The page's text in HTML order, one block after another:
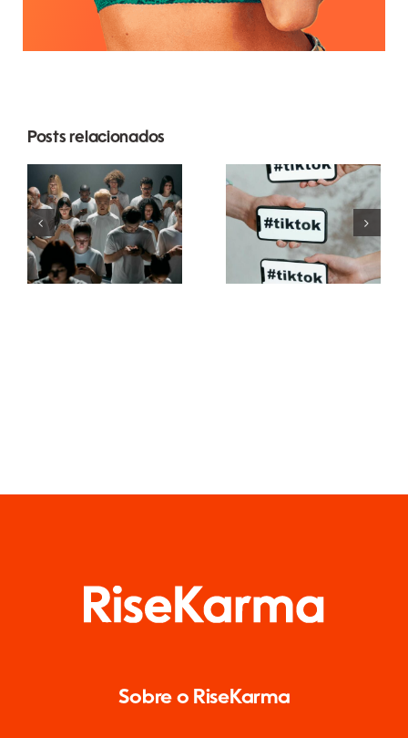
Posts relacionados
Dicas para
criar
anúncios
incríveis no
Facebook
que
Melhores
configurações
de
privacidade
do TikTok
Sobre o RiseKarma